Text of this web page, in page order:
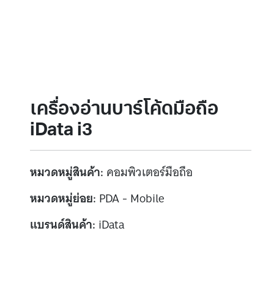
เครื่องอ่านบาร์โค้ดมือถือ
iData i3
หมวดหมู่สินค้า: คอมพิวเตอร์มือถือ
หมวดหมู่ย่อย: PDA - Mobile
แบรนด์สินค้า: iData